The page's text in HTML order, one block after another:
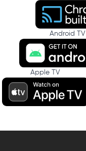
Android TV
Apple TV